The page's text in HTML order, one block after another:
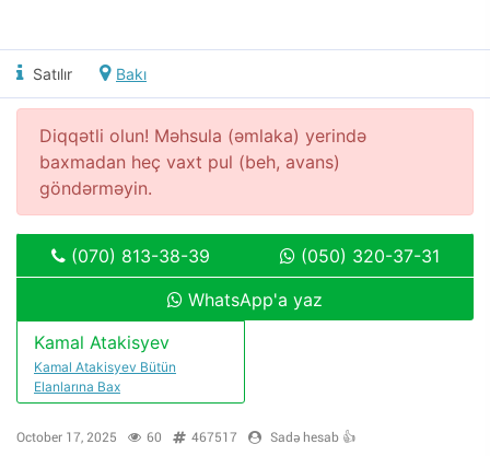
Satılır Bakı
Diqqətli olun! Məhsula (əmlaka) yerində
baxmadan heç vaxt pul (beh, avans)
göndərməyin.
(070) 813-38-39
(050) 320-37-31
WhatsApp'a yaz
Kamal Atakisyev
Kamal Atakisyev Bütün
Elanlarına Bax
October 17, 2025 60 467517 Sadə hesab 👍